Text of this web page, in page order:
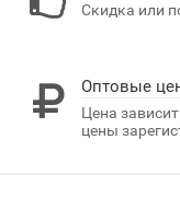
Скидка или
Оптовые
Цена
цены